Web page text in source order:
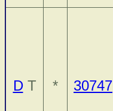
DT * 30747